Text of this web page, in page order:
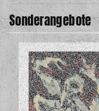
Sonderangebote